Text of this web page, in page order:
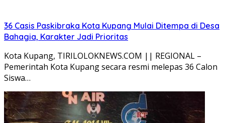
36 Casis Paskibraka Kota Kupang Mulai Ditempa di Desa
Bahagia, Karakter Jadi Prioritas
Kota Kupang, TIRILOLOKNEWS.COM || REGIONAL –
Pemerintah Kota Kupang secara resmi melepas 36 Calon
Siswa…